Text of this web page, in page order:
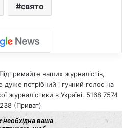
свято
наших журналістів,
потрібний і гучний голос на
журналістики в Україні. 5168 7574
(Приват)